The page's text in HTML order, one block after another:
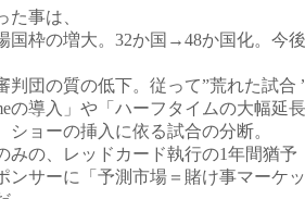
た事は、
国枠の増大。32か国→48か国化。今
判団の質の低下。従って”荒れた試合
の導入」や「ハーフタイムの大幅延
ショーの挿入に依る試合の分断。
みの、レッドカード執行の1年間猶予
ンサーに「予測市場＝賭け事マーケ